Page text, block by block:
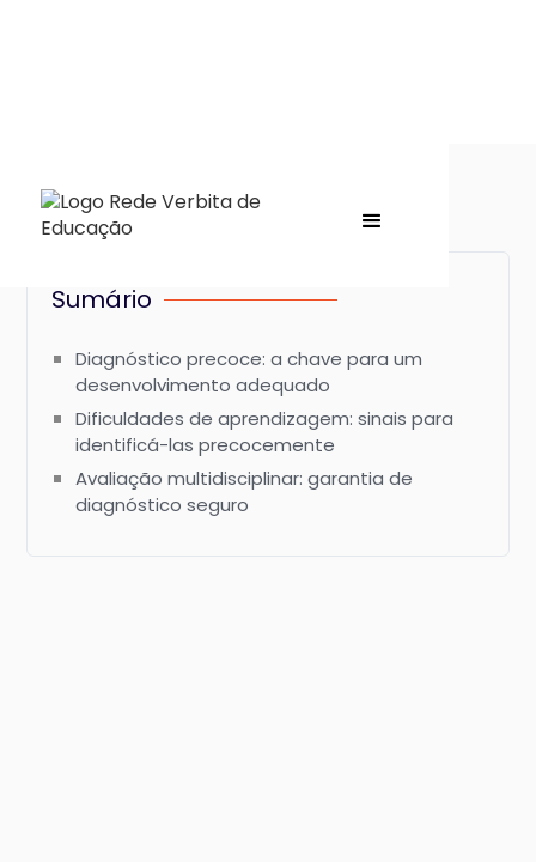
Sumário
Diagnóstico precoce: a chave para um
desenvolvimento adequado
Dificuldades de aprendizagem: sinais para
identificá-las precocemente
Avaliação multidisciplinar: garantia de
diagnóstico seguro